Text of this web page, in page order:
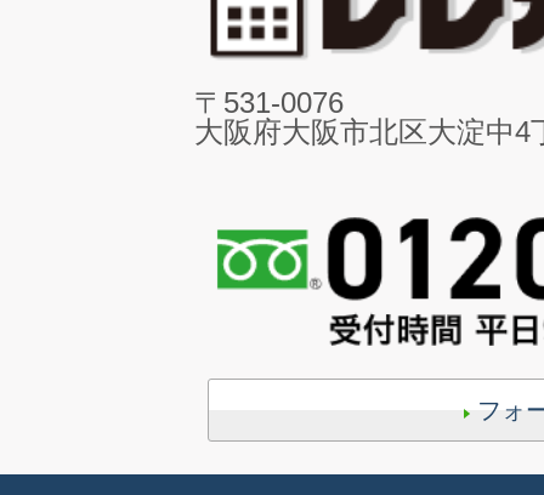
〒531-0076
大阪府大阪市北区大淀中4
フォ